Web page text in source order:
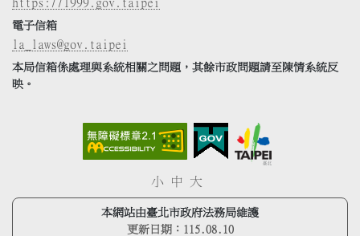
https://1999.gov.taipei
電子信箱
la_laws@gov.taipei
本局信箱係處理與系統相關之問題，其餘市政問題請至陳情系統反
映。
小 中 大
本網站由臺北市政府法務局維護
更新日期： 115.08.10